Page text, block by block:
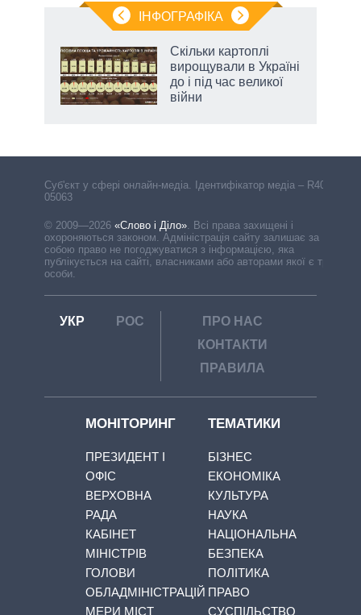
ІНФОГРАФІКА
Скільки картоплі
вирощували в Україні
до і під час великої
війни
Cуб'єкт у сфері онлайн-медіа. Ідентифікатор медіа – R40-
05063
© 2009—2026 «Слово і Діло» Всі права захищені і
охороняються законом. Адміністрація сайту залишає за
собою право не погоджуватися з інформацією, яка
публікується на сайті, власниками або авторами якої є треті
особи.
УКР РОС
ПРО НАС
КОНТАКТИ
ПРАВИЛА
МОНІТОРИНГ
ПРЕЗИДЕНТ І
ОФІС
ВЕРХОВНА
РАДА
КАБІНЕТ
МІНІСТРІВ
ГОЛОВИ
ОБЛАДМІНІСТРАЦІЙ
МЕРИ МІСТ
ТЕМАТИКИ
БІЗНЕС
ЕКОНОМІКА
КУЛЬТУРА
НАУКА
НАЦІОНАЛЬНА
БЕЗПЕКА
ПОЛІТИКА
ПРАВО
СУСПІЛЬСТВО